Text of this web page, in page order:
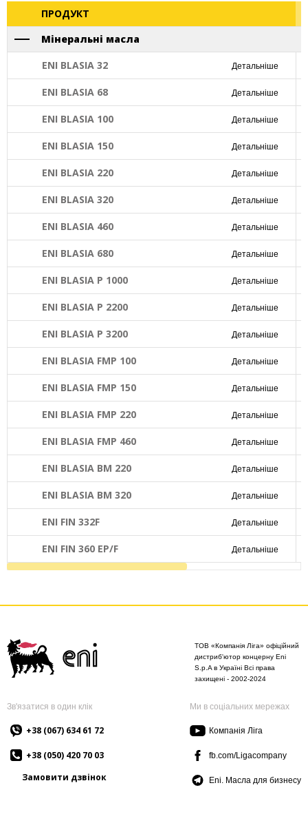
ПРОДУКТ
Мінеральні масла
ENI BLASIA 32
Детальніше
ENI BLASIA 68 Детальніше
ENI BLASIA 100 Детальніше
ENI BLASIA 150 Детальніше
ENI BLASIA 220 Детальніше
ENI BLASIA 320 Детальніше
ENI BLASIA 460 Детальніше
ENI BLASIA 680 Детальніше
ENI BLASIA P 1000 Детальніше
ENI BLASIA P 2200 Детальніше
ENI BLASIA P 3200 Детальніше
ENI BLASIA FMP 100 Детальніше
ENI BLASIA FMP 150 Детальніше
ENI BLASIA FMP 220 Детальніше
ENI BLASIA FMP 460 Детальніше
ENI BLASIA BM 220 Детальніше
ENI BLASIA BM 320 Детальніше
ENI FIN 332F Детальніше
ENI FIN 360 EP/F Детальніше
ТОВ «Компанія Ліга» офіційний
дистриб'ютор концерну Eni
S.p.A в Україні Всі права
захищені - 2002-2024
Зв'язатися в один клік
+38 (067) 634 61 72
+38 (050) 420 70 03
Замовити дзвінок
Ми в соціальних мережах
Компанія Ліга
fb.com/Ligacompany
Eni. Масла для бизнесу